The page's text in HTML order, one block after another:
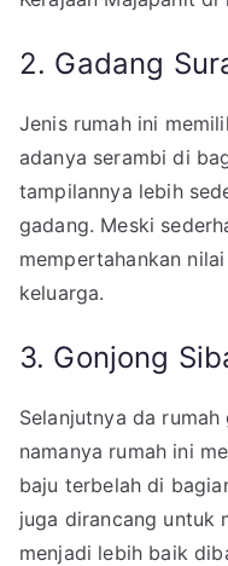
2. Gadang
Jenis rumah ini
adanya serambi di
tampilannya lebih
gadang. Meski
mempertahankan
keluarga.
3. Gonjong
Selanjutnya da
namanya rumah ini
baju terbelah di
juga dirancang untuk
menjadi lebih baik